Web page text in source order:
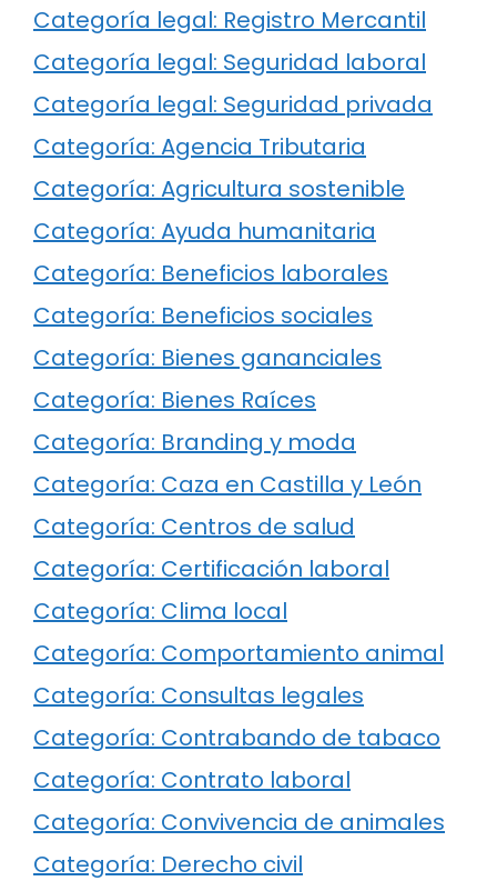
Categoría legal: Registro Mercantil
Categoría legal: Seguridad laboral
Categoría legal: Seguridad privada
Categoría: Agencia Tributaria
Categoría: Agricultura sostenible
Categoría: Ayuda humanitaria
Categoría: Beneficios laborales
Categoría: Beneficios sociales
Categoría: Bienes gananciales
Categoría: Bienes Raíces
Categoría: Branding y moda
Categoría: Caza en Castilla y León
Categoría: Centros de salud
Categoría: Certificación laboral
Categoría: Clima local
Categoría: Comportamiento animal
Categoría: Consultas legales
Categoría: Contrabando de tabaco
Categoría: Contrato laboral
Categoría: Convivencia de animales
Categoría: Derecho civil